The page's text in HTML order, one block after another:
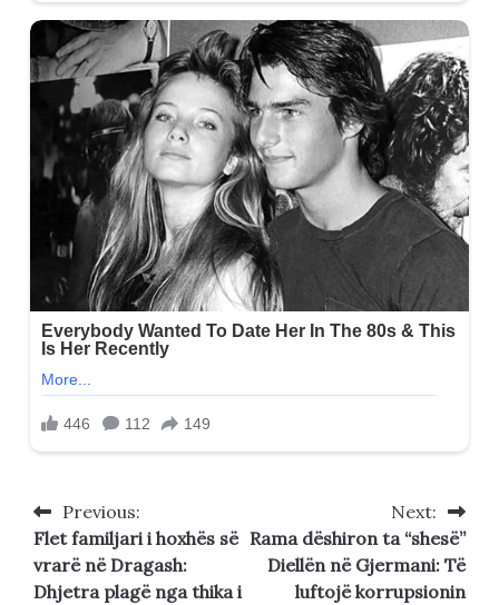
Post
navigation
Previous:
Flet familjari i hoxhës së
vrarë në Dragash:
Dhjetra plagë nga thika i
Next:
Rama dëshiron ta “shesë”
Diellën në Gjermani: Të
luftojë korrupsionin